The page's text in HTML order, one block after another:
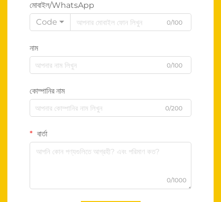
মোবাইল/WhatsApp
Code
0/100
নাম
0/100
কোম্পানির নাম
0/200
বার্তা
0/1000